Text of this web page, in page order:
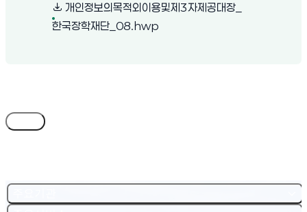
개인정보의목적외이용및제3자제공대장_
한국장학재단_08.hwp